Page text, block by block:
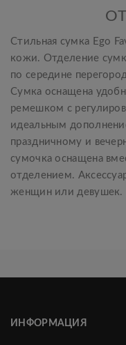
Стильная сумка Ego
кожи. Отделение
по середине
Сумка оснащена
ремешком с
идеальным
праздничному и
сумочка оснащена
отделением.
женщин или девушек.
ИНФОРМАЦИЯ